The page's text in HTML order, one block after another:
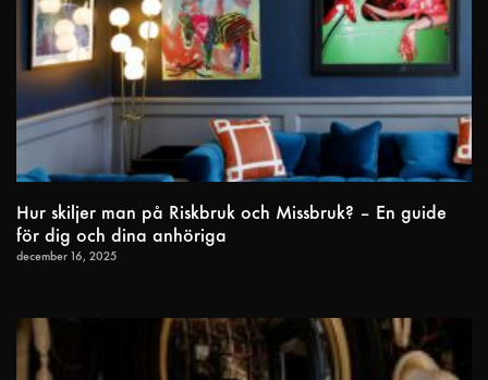
Hur skiljer man på Riskbruk och Missbruk? – En guide
för dig och dina anhöriga
december 16, 2025